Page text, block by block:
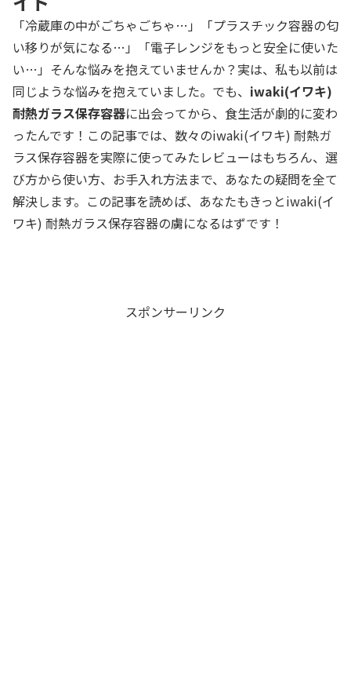
「冷蔵庫の中がごちゃごちゃ…」「プラスチック容器の匂
い移りが気になる…」「電子レンジをもっと安全に使いた
い…」そんな悩みを抱えていませんか？実は、私も以前は
同じような悩みを抱えていました。でも、 iwaki(イワキ)
耐熱ガラス保存容器に出会ってから、食生活が劇的に変わ
ったんです！この記事では、数々のiwaki(イワキ) 耐熱ガ
ラス保存容器を実際に使ってみたレビューはもちろん、選
び方から使い方、お手入れ方法まで、あなたの疑問を全て
解決します。この記事を読めば、あなたもきっとiwaki(イ
ワキ) 耐熱ガラス保存容器の虜になるはずです！
スポンサーリンク